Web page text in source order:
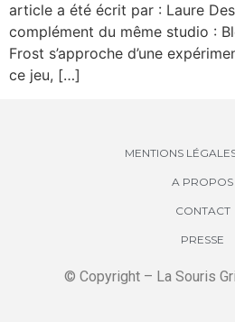
article a été écrit par : Laure
complément du même studio :
Frost s’approche d’une
ce jeu, […]
MENTIONS
A PROPOS
CONTACT
PRESSE
© Copyright – La Souris